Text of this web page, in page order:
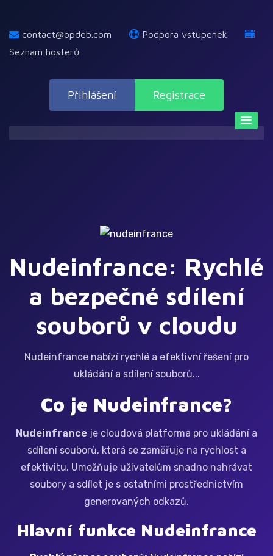
contact@opdeb.com
Podpora vstupenek
Seznam hosterů
Přihlášení Registrace
Nudeinfrance: Rychlé
a bezpečné sdílení
souborů v cloudu
Nudeinfrance nabízí rychlé a efektivní řešení pro
ukládání a sdílení souborů...
Co je Nudeinfrance?
Nudeinfrance je cloudová platforma pro ukládání a
sdílení souborů, která se zaměřuje na rychlost a
efektivitu. Umožňuje uživatelům snadno nahrávat
soubory a sdílet je s ostatními prostřednictvím
generovaných odkazů.
Hlavní funkce Nudeinfrance